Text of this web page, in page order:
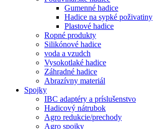
Gumenné hadice
Hadice na sypké poživatiny
Plastové hadice
Ropné produkty
Silikónové hadice
voda a vzudch
Vysokotlaké hadice
Záhradné hadice
Abrazívny materiál
Spojky
IBC adaptéry a príslušenstvo
Hadicový nátrubok
Agro redukcie/prechody
Agro spojky